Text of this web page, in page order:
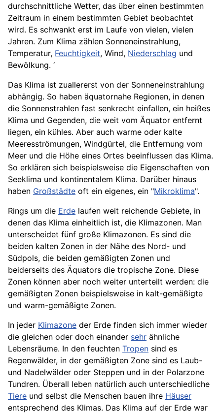
durchschnittliche Wetter, das über einen bestimmten
Zeitraum in einem bestimmten Gebiet beobachtet
wird. Es schwankt erst im Laufe von vielen, vielen
Jahren. Zum Klima zählen Sonneneinstrahlung,
Temperatur, Feuchtigkeit, Wind, Niederschlag und
Bewölkung. ‘
Das Klima ist zuallererst von der Sonneneinstrahlung
abhängig. So haben äquatornahe Regionen, in denen
die Sonnenstrahlen fast senkrecht einfallen, ein heißes
Klima und Gegenden, die weit vom Äquator entfernt
liegen, ein kühles. Aber auch warme oder kalte
Meeresströmungen, Windgürtel, die Entfernung vom
Meer und die Höhe eines Ortes beeinflussen das Klima.
So erklären sich beispielsweise die Eigenschaften von
Seeklima und kontinentalem Klima. Darüber hinaus
haben Großstädte oft ein eigenes, ein "Mikroklima".
Rings um die Erde laufen weit reichende Gebiete, in
denen das Klima einheitlich ist, die Klimazonen. Man
unterscheidet fünf große Klimazonen. Es sind die
beiden kalten Zonen in der Nähe des Nord- und
Südpols, die beiden gemäßigten Zonen und
beiderseits des Äquators die tropische Zone. Diese
Zonen können aber noch weiter unterteilt werden: die
gemäßigten Zonen beispielsweise in kalt-gemäßigte
und warm-gemäßigte Zonen.
In jeder Klimazone der Erde finden sich immer wieder
die gleichen oder doch einander sehr ähnliche
Lebensräume. In den feuchten Tropen sind es
Regenwälder, in der gemäßigten Zone sind es Laub-
und Nadelwälder oder Steppen und in der Polarzone
Tundren. Überall leben natürlich auch unterschiedliche
Tiere und selbst die Menschen bauen ihre Häuser
entsprechend des Klimas. Das Klima auf der Erde war